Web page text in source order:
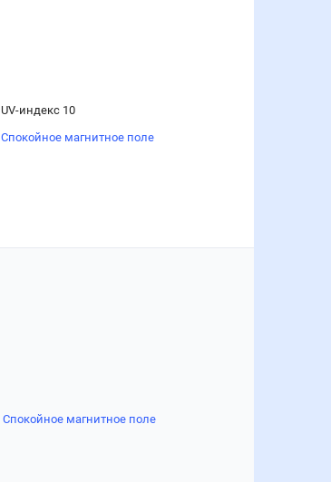
UV-индекс 10
Спокойное магнитное поле
Спокойное магнитное поле